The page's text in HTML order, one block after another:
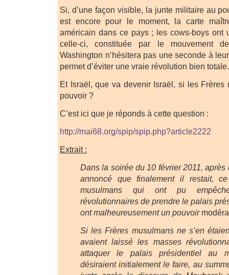
Si, d’une façon visible, la junte militaire au
est encore pour le moment, la carte
américain dans ce pays ; les cows-boys ont
celle-ci, constituée par le mouvement
Washington n’hésitera pas une seconde à
permet d’éviter une vraie révolution bien totale.
Et Israël, que va devenir Israël, si les Frères
pouvoir ?
C’est ici que je réponds à cette question :
http://mai68.org/spip/spip.php?article2222
Extrait :
Dans la soirée du 10 février 2011, après
annoncé que finalement il restait,
musulmans qui ont pu
révolutionnaires de prendre le palais
ont malheureusement un pouvoir
Si les Frères musulmans ne s’en
avaient laissé les masses
attaquer le palais présidentiel au
désiraient initialement le faire, au